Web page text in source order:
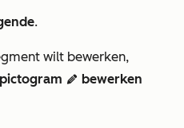
.
wilt bewerken,
pictogram edit bewerken